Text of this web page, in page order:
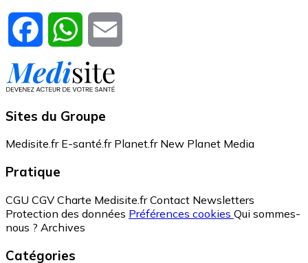
Facebook WhatsApp
Sites du Groupe
Medisite.fr E-santé.fr Planet.fr New Planet Media
Pratique
CGU CGV Charte Medisite.fr Contact Newsletters
Protection des données Préférences cookies Qui sommes-
nous ? Archives
Catégories